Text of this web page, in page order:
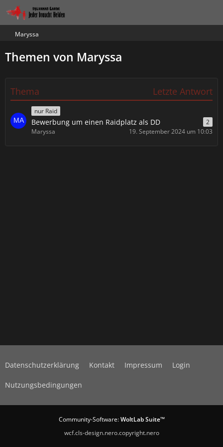
Maryssa
Themen von Maryssa
Thema Letzte Antwort
nur Raid
Bewerbung um einen Raidplatz als DD
2
Maryssa
19. September 2024 um 10:03
Datenschutzerklärung Kontakt Impressum Login
Nutzungsbedingungen
Community-Software:WoltLab Suite™
wcf.cls-design.nero.copyright.nero